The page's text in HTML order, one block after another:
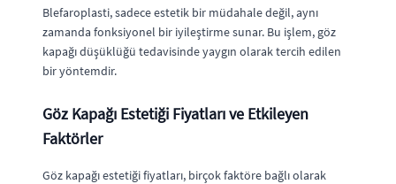
Blefaroplasti, sadece estetik bir müdahale değil, aynı
zamanda fonksiyonel bir iyileştirme sunar. Bu işlem, göz
kapağı düşüklüğü tedavisinde yaygın olarak tercih edilen
bir yöntemdir.
Göz Kapağı Estetiği Fiyatları ve Etkileyen
Faktörler
Göz kapağı estetiği fiyatları, birçok faktöre bağlı olarak